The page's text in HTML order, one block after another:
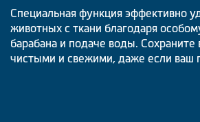
Специальная функция эффективно
животных с ткани благодаря
барабана и подаче воды.
чистыми и свежими, даже если ваш